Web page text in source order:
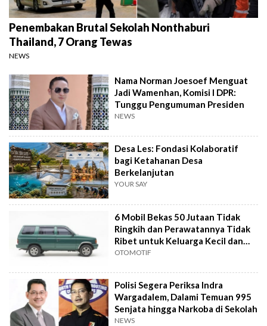
Penembakan Brutal Sekolah Nonthaburi
Thailand, 7 Orang Tewas
NEWS
Nama Norman Joesoef Menguat
Jadi Wamenhan, Komisi I DPR:
Tunggu Pengumuman Presiden
NEWS
Desa Les: Fondasi Kolaboratif
bagi Ketahanan Desa
Berkelanjutan
YOUR SAY
6 Mobil Bekas 50 Jutaan Tidak
Ringkih dan Perawatannya Tidak
Ribet untuk Keluarga Kecil dan
Besar
OTOMOTIF
Polisi Segera Periksa Indra
Wargadalem, Dalami Temuan 995
Senjata hingga Narkoba di Sekolah
NEWS